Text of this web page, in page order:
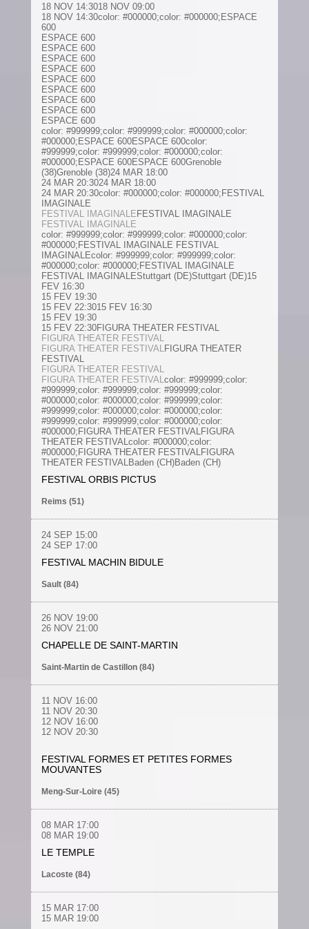
18 NOV 14:3018 NOV 09:00
18 NOV 14:30color: #000000;color: #000000; ESPACE
600
ESPACE 600
ESPACE 600
ESPACE 600
ESPACE 600
ESPACE 600
ESPACE 600
ESPACE 600
ESPACE 600
ESPACE 600
color: #999999;color: #999999;color: #000000;color:
#000000;ESPACE 600ESPACE 600color:
#999999;color: #999999;color: #000000;color:
#000000;ESPACE 600ESPACE 600Grenoble
(38)Grenoble (38)24 MAR 18:00
24 MAR 20:3024 MAR 18:00
24 MAR 20:30color: #000000;color: #000000;FESTIVAL
IMAGINALE
FESTIVAL IMAGINALE FESTIVAL IMAGINALE
FESTIVAL IMAGINALE
color: #999999;color: #999999;color: #000000;color:
#000000;FESTIVAL IMAGINALE FESTIVAL
IMAGINALEcolor: #999999;color: #999999;color:
#000000;color: #000000;FESTIVAL IMAGINALE
FESTIVAL IMAGINALEStuttgart (DE)Stuttgart (DE)15
FEV 16:30
15 FEV 19:30
15 FEV 22:3015 FEV 16:30
15 FEV 19:30
15 FEV 22:30FIGURA THEATER FESTIVAL
FIGURA THEATER FESTIVAL
FIGURA THEATER FESTIVALFIGURA THEATER
FESTIVAL
FIGURA THEATER FESTIVAL
FIGURA THEATER FESTIVALcolor: #999999;color:
#999999;color: #999999;color: #999999;color:
#000000;color: #000000;color: #999999;color:
#999999;color: #000000;color: #000000;color:
#999999;color: #999999;color: #000000;color:
#000000;FIGURA THEATER FESTIVALFIGURA
THEATER FESTIVALcolor: #000000;color:
#000000;FIGURA THEATER FESTIVALFIGURA
THEATER FESTIVALBaden (CH)Baden (CH)
FESTIVAL ORBIS PICTUS
Reims (51)
24 SEP 15:00
24 SEP 17:00
FESTIVAL MACHIN BIDULE
Sault (84)
26 NOV19:00
26 NOV 21:00
CHAPELLE DE SAINT-MARTIN
Saint-Martin de Castillon (84)
11 NOV 16:00
11 NOV 20:30
12 NOV 16:00
12 NOV 20:30
FESTIVAL FORMES ET PETITES FORMES
MOUVANTES
Meng-Sur-Loire (45)
08 MAR 17:00
08 MAR 19:00
LE TEMPLE
Lacoste (84)
15 MAR 17:00
15 MAR 19:00